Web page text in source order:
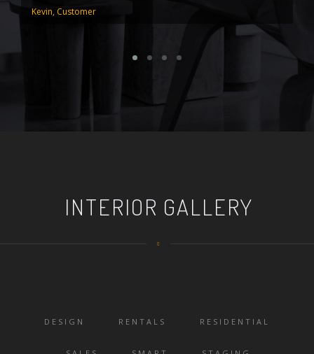
Kevin, Customer
INTERIOR GALLERY
DESIGN RENTALS RESIDENTIAL